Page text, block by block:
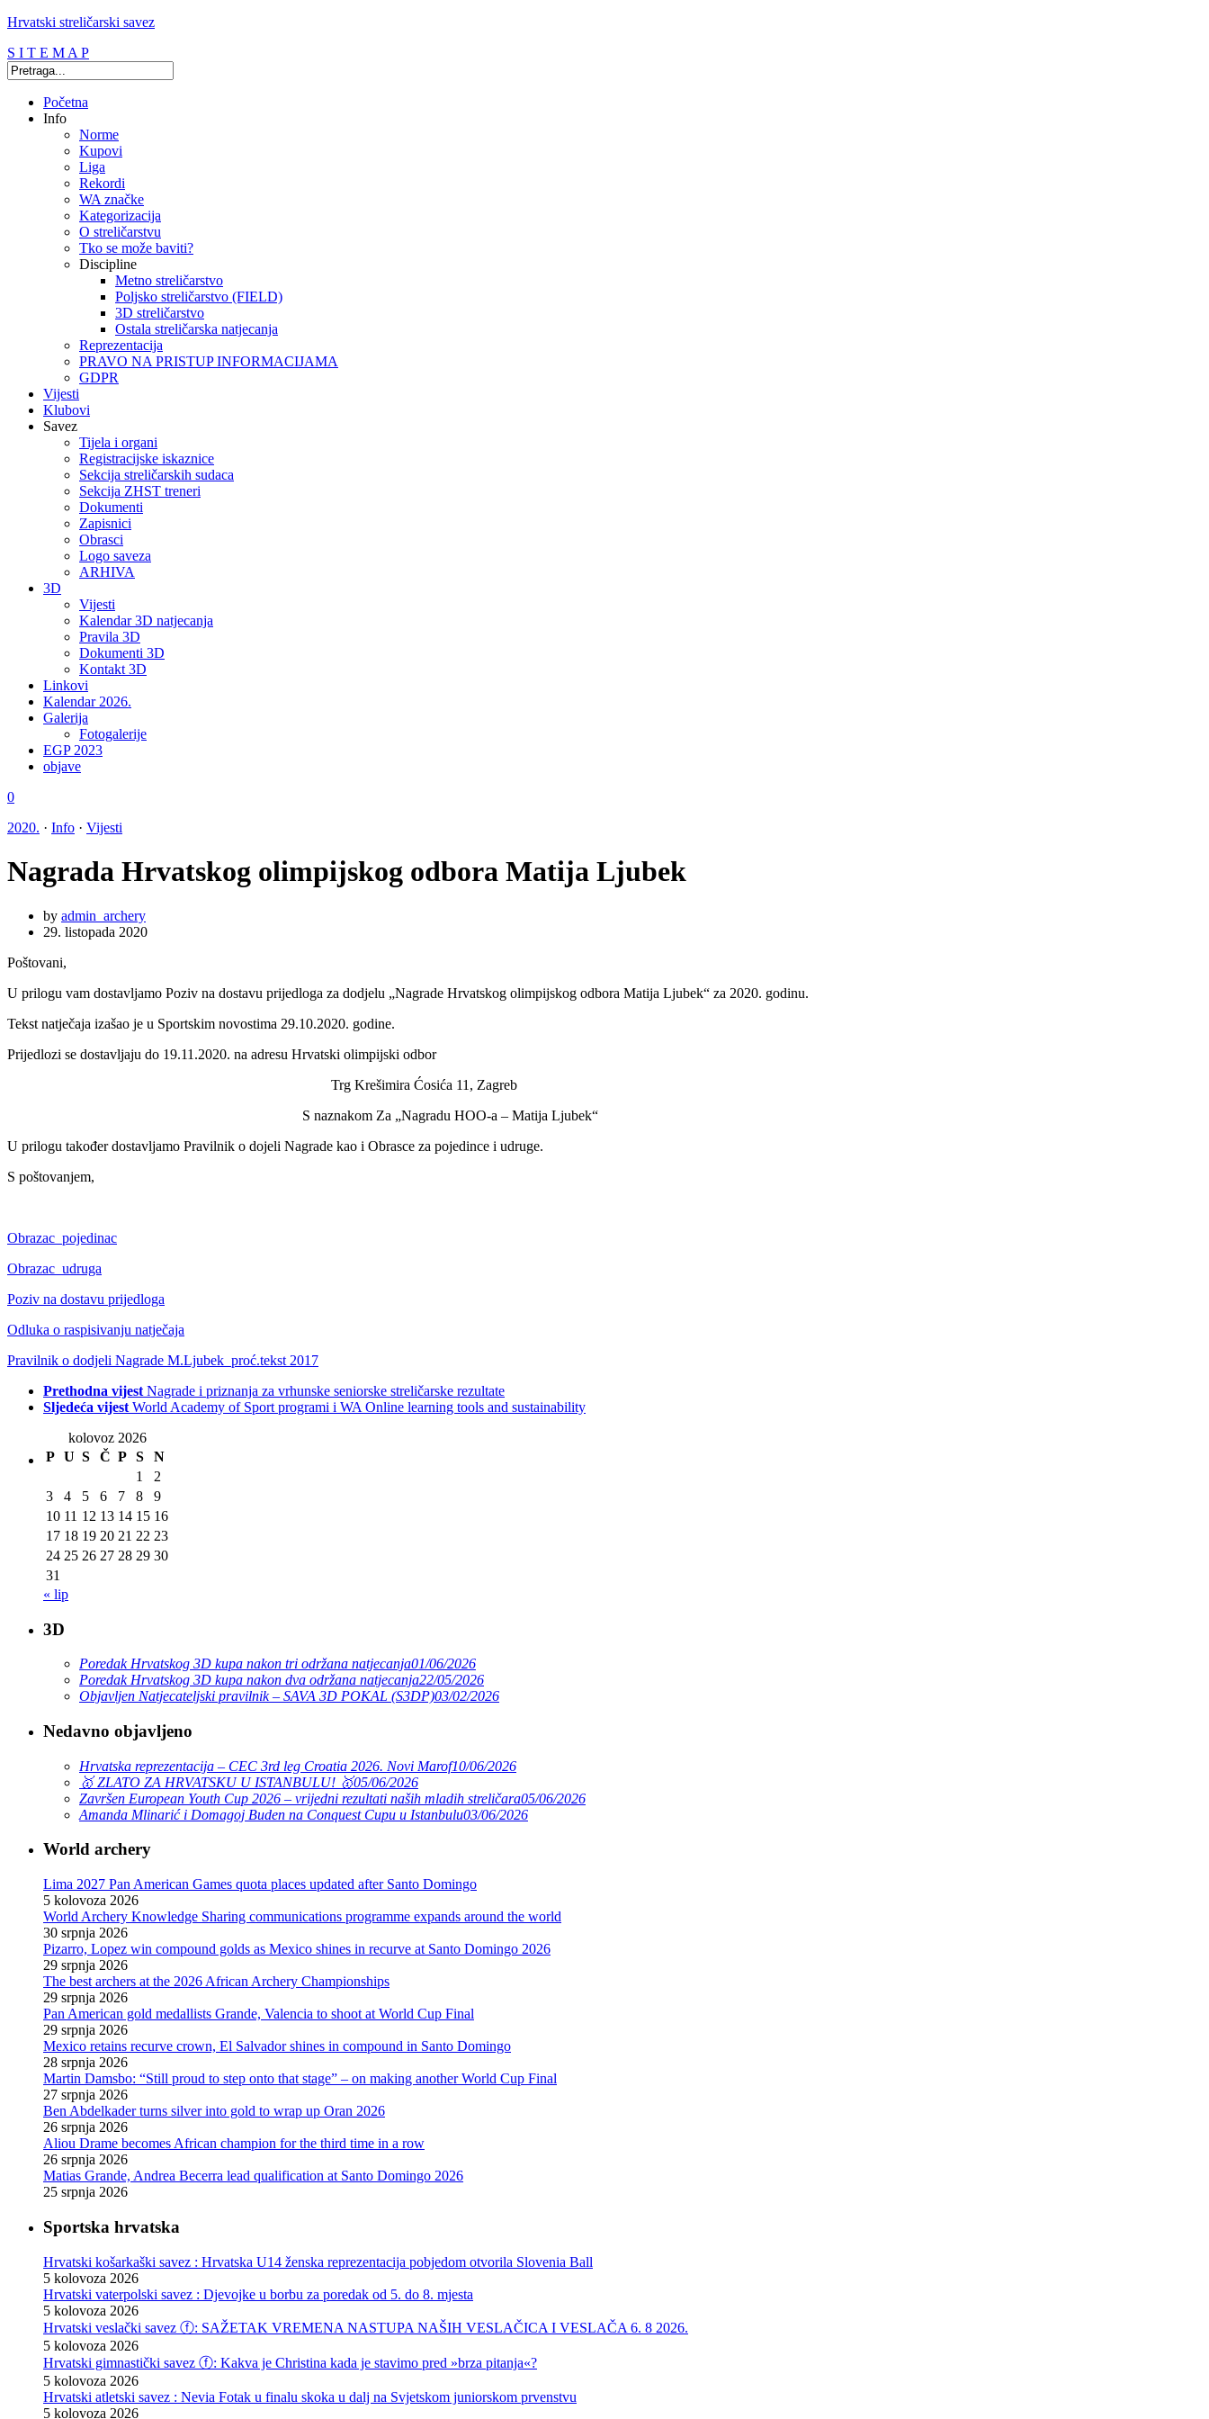
Hrvatski streličarski savez
S I T E M A P
Početna
Info
Norme
Kupovi
Liga
Rekordi
WA značke
Kategorizacija
O streličarstvu
Tko se može baviti?
Discipline
Metno streličarstvo
Poljsko streličarstvo (FIELD)
3D streličarstvo
Ostala streličarska natjecanja
Reprezentacija
PRAVO NA PRISTUP INFORMACIJAMA
GDPR
Vijesti
Klubovi
Savez
Tijela i organi
Registracijske iskaznice
Sekcija streličarskih sudaca
Sekcija ZHST treneri
Dokumenti
Zapisnici
Obrasci
Logo saveza
ARHIVA
3D
Vijesti
Kalendar 3D natjecanja
Pravila 3D
Dokumenti 3D
Kontakt 3D
Linkovi
Kalendar 2026.
Galerija
Fotogalerije
EGP 2023
objave
0
2020. · Info · Vijesti
Nagrada Hrvatskog olimpijskog odbora Matija Ljubek
by admin_archery
29. listopada 2020
Poštovani,
U prilogu vam dostavljamo Poziv na dostavu prijedloga za dodjelu „Nagrade Hrvatskog olimpijskog odbora Matija Ljubek“ za 2020. godinu.
Tekst natječaja izašao je u Sportskim novostima 29.10.2020. godine.
Prijedlozi se dostavljaju do 19.11.2020. na adresu Hrvatski olimpijski odbor
Trg Krešimira Ćosića 11, Zagreb
S naznakom Za „Nagradu HOO-a – Matija Ljubek“
U prilogu također dostavljamo Pravilnik o dojeli Nagrade kao i Obrasce za pojedince i udruge.
S poštovanjem,
Obrazac_pojedinac
Obrazac_udruga
Poziv na dostavu prijedloga
Odluka o raspisivanju natječaja
Pravilnik o dodjeli Nagrade M.Ljubek_proć.tekst 2017
Prethodna vijest Nagrade i priznanja za vrhunske seniorske streličarske rezultate
Sljedeća vijest World Academy of Sport programi i WA Online learning tools and sustainability
kolovoz 2026
P U S Č P S
N
1
2
3
4 5 6 7 8
9
10 11 12 13 14 15 16
17 18 19 20 21 22 23
24 25 26 27 28 29 30
31
« lip
3D
Poredak Hrvatskog 3D kupa nakon tri održana natjecanja01/06/2026
Poredak Hrvatskog 3D kupa nakon dva održana natjecanja22/05/2026
Objavljen Natjecateljski pravilnik – SAVA 3D POKAL (S3DP)03/02/2026
Nedavno objavljeno
Hrvatska reprezentacija – CEC 3rd leg Croatia 2026. Novi Marof10/06/2026
🥇 ZLATO ZA HRVATSKU U ISTANBULU! 🥇05/06/2026
Završen European Youth Cup 2026 – vrijedni rezultati naših mladih streličara05/06/2026
Amanda Mlinarić i Domagoj Buden na Conquest Cupu u Istanbulu03/06/2026
World archery
Lima 2027 Pan American Games quota places updated after Santo Domingo
5 kolovoza 2026
World Archery Knowledge Sharing communications programme expands around the world
30 srpnja 2026
Pizarro, Lopez win compound golds as Mexico shines in recurve at Santo Domingo 2026
29 srpnja 2026
The best archers at the 2026 African Archery Championships
29 srpnja 2026
Pan American gold medallists Grande, Valencia to shoot at World Cup Final
29 srpnja 2026
Mexico retains recurve crown, El Salvador shines in compound in Santo Domingo
28 srpnja 2026
Martin Damsbo: “Still proud to step onto that stage” – on making another World Cup Final
27 srpnja 2026
Ben Abdelkader turns silver into gold to wrap up Oran 2026
26 srpnja 2026
Aliou Drame becomes African champion for the third time in a row
26 srpnja 2026
Matias Grande, Andrea Becerra lead qualification at Santo Domingo 2026
25 srpnja 2026
Sportska hrvatska
Hrvatski košarkaški savez : Hrvatska U14 ženska reprezentacija pobjedom otvorila Slovenia Ball
5 kolovoza 2026
Hrvatski vaterpolski savez : Djevojke u borbu za poredak od 5. do 8. mjesta
5 kolovoza 2026
Hrvatski veslački savez ⓕ: SAŽETAK VREMENA NASTUPA NAŠIH VESLAČICA I VESLAČA 6. 8 2026.
5 kolovoza 2026
Hrvatski gimnastički savez ⓕ: Kakva je Christina kada je stavimo pred »brza pitanja«?
5 kolovoza 2026
Hrvatski atletski savez : Nevia Fotak u finalu skoka u dalj na Svjetskom juniorskom prvenstvu
5 kolovoza 2026